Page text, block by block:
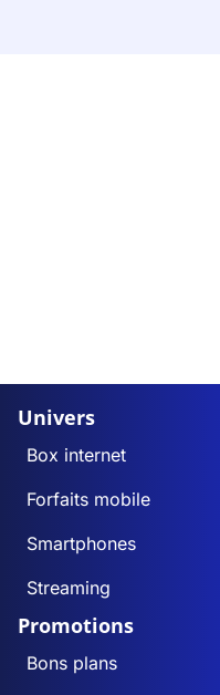
Univers
Box internet
Forfaits mobile
Smartphones
Streaming
Promotions
Bons plans